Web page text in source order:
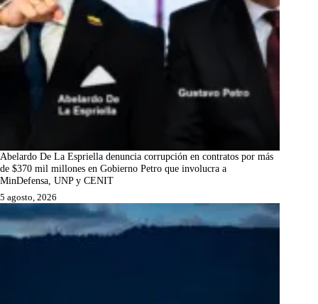
Abelardo De La Espriella denuncia corrupción en contratos por más
de $370 mil millones en Gobierno Petro que involucra a
MinDefensa, UNP y CENIT
5 agosto, 2026